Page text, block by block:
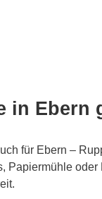
in Ebern
für Ebern –
Papiermühle